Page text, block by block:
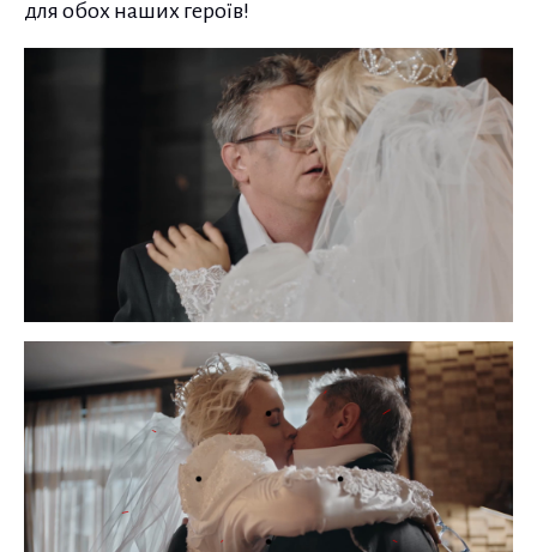
для обох наших героїв!